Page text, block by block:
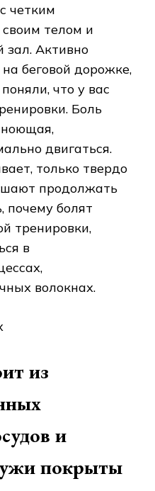
четким
телом и
Активно
беговой дорожке,
что у вас
Боль
двигаться.
только твердо
продолжать
почему болят
тренировки,
в
волокнах.
из
и
покрыты